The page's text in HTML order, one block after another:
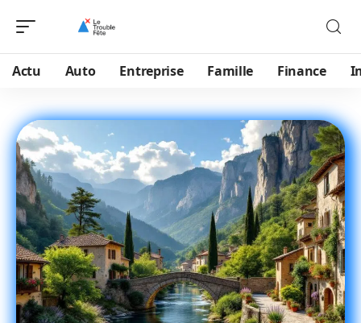
Actu Auto Entreprise Famille Finance